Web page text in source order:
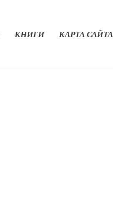
КНИГИ КАРТА САЙТА